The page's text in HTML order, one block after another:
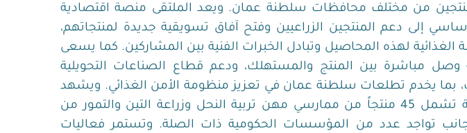
من مختلف محافظات سلطنة عمان. ويعد الملتقى منصة اقتصادية
إلى دعم المنتجين الزراعيين وفتح آفاق تسويقية جديدة لمنتجاتهم،
الغذائية لهذه المحاصيل وتبادل الخبرات الفنية بين المشاركين. كما يسعى
وصل مباشرة بين المنتج والمستهلك، ودعم قطاع الصناعات التحويلية
بما يخدم تطلعات سلطنة عمان في تعزيز منظومة الأمن الغذائي. ويشهد
الملتقى مشاركة واسعة تشمل 45 منتجاً من ممارسي مهن تربية النحل وزراعة التين والتمور من
جانب تواجد عدد من المؤسسات الحكومية ذات الصلة. وتستمر فعاليات